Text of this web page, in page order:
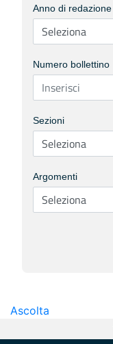
Anno di redazione
Numero bollettino
Sezioni
Argomenti
Ascolta